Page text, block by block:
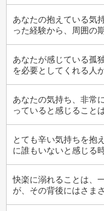
あなたの抱えている気
った経験から、周囲の
あなたが感じている孤
を必要としてくれる人
あなたの気持ち、非常
っていると感じること
とても辛い気持ちを抱
に誰もいないと感じる
快楽に溺れることは、
が、その背後にはさま